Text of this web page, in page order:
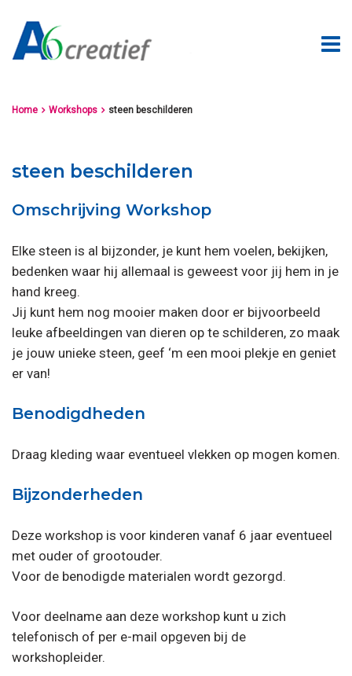
Home  Workshops  steen beschilderen
steen beschilderen
Omschrijving Workshop
Elke steen is al bijzonder, je kunt hem voelen, bekijken,
bedenken waar hij allemaal is geweest voor jij hem in je
hand kreeg.
Jij kunt hem nog mooier maken door er bijvoorbeeld
leuke afbeeldingen van dieren op te schilderen, zo maak
je jouw unieke steen, geef ‘m een mooi plekje en geniet
er van!
Benodigdheden
Draag kleding waar eventueel vlekken op mogen komen.
Bijzonderheden
Deze workshop is voor kinderen vanaf 6 jaar eventueel
met ouder of grootouder.
Voor de benodigde materialen wordt gezorgd.
Voor deelname aan deze workshop kunt u zich
telefonisch of per e-mail opgeven bij de
workshopleider.